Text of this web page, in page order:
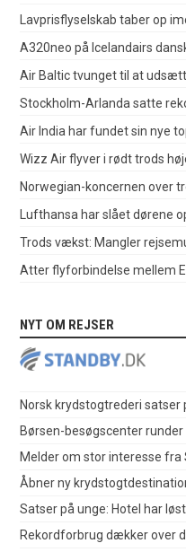
Lavprisflyselskab taber op
A320neo på Icelandairs
Air Baltic tvunget til at
Stockholm-Arlanda satte
Air India har fundet sin nye
Wizz Air flyver i rødt trods
Norwegian-koncernen over
Lufthansa har slået dørene
Trods vækst: Mangler
Atter flyforbindelse mellem
NYT OM REJSER
Norsk krydstogtrederi satser
Børsen-besøgscenter
Melder om stor interesse fra
Åbner ny
Satser på unge: Hotel har
Rekordforbrug dækker over